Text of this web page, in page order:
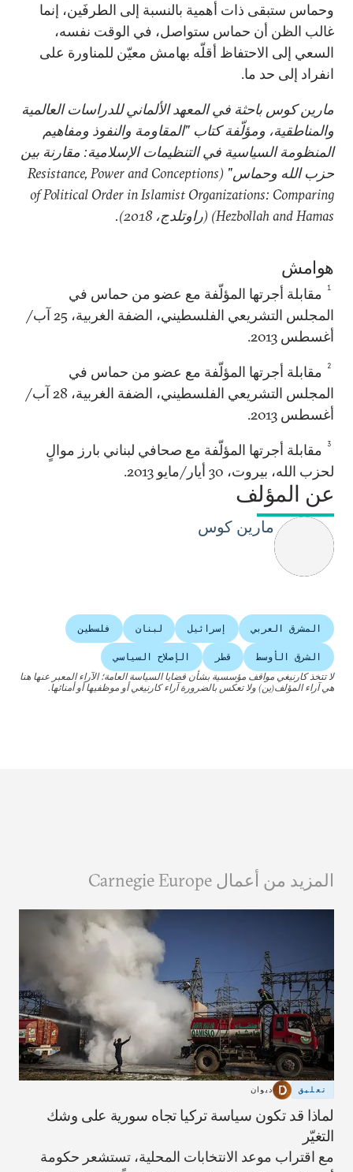
وحماس ستبقى ذات أهمية بالنسبة إلى الطرفَين، إنما
غالب الظن أن حماس ستواصل، في الوقت نفسه،
السعي إلى الاحتفاظ أقلّه بهامش معيّن للمناورة على
انفراد إلى حد ما.
مارين كوس باحثة في المعهد الألماني للدراسات العالمية
والمناطقية، ومؤلّفة كتاب "المقاومة والنفوذ ومفاهيم
المنظومة السياسية في التنظيمات الإسلامية: مقارنة بين
حزب الله وحماس" (Resistance, Power and Conceptions
of Political Order in Islamist Organizations: Comparing
Hezbollah and Hamas) (راوتلدج، 2018).
هوامش
1 مقابلة أجرتها المؤلّفة مع عضو من حماس في
المجلس التشريعي الفلسطيني، الضفة الغربية، 25 آب/
أغسطس 2013.
2
مقابلة أجرتها المؤلّفة مع عضو من حماس في
المجلس التشريعي الفلسطيني، الضفة الغربية، 28 آب/
أغسطس 2013.
3 مقابلة أجرتها المؤلّفة مع صحافي لبناني بارز موالٍ
لحزب الله، بيروت، 30 أيار/مايو 2013.
عن المؤلف
مارين كوس
المشرق العربي إسرائيل لبنان فلسطين
الشرق الأوسط قطر
الإصلاح السياسي
لا تتخذ كارنيغي مواقف مؤسسية بشأن قضايا السياسة العامة؛ الآراء المعبر عنها هنا
هي آراء المؤلف(ين) ولا تعكس بالضرورة آراء كارنيغي أو موظفيها أو أمنائها.
المزيد من أعمال Carnegie Europe
تعليق ديوان
لماذا قد تكون سياسة تركيا تجاه سورية على وشك
التغيّر
مع اقتراب موعد الانتخابات المحلية، تستشعر حكومة